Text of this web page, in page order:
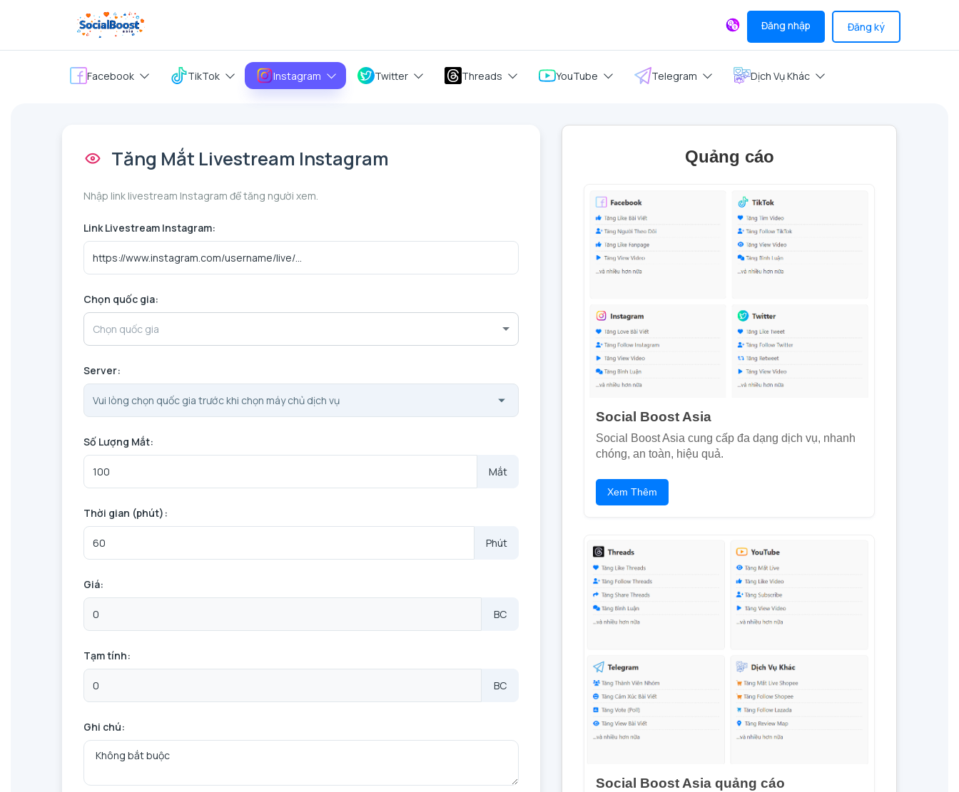
Đăng nhập Đăng ký
Facebook TikTok Instagram Twitter Threads YouTube Telegram Dịch Vụ Khác
Tăng Mắt Livestream Instagram
Nhập link livestream Instagram để tăng người xem.
Link Livestream Instagram:
Chọn quốc gia:
Chọn quốc gia
Server:
Số Lượng Mắt:
Mắt
Thời gian (phút):
Phút
Giá:
BC
Tạm tính:
BC
Ghi chú:
Quảng cáo
Social Boost Asia
Social Boost Asia cung cấp đa dạng dịch vụ, nhanh
chóng, an toàn, hiệu quả.
Xem Thêm
Social Boost Asia quảng cáo